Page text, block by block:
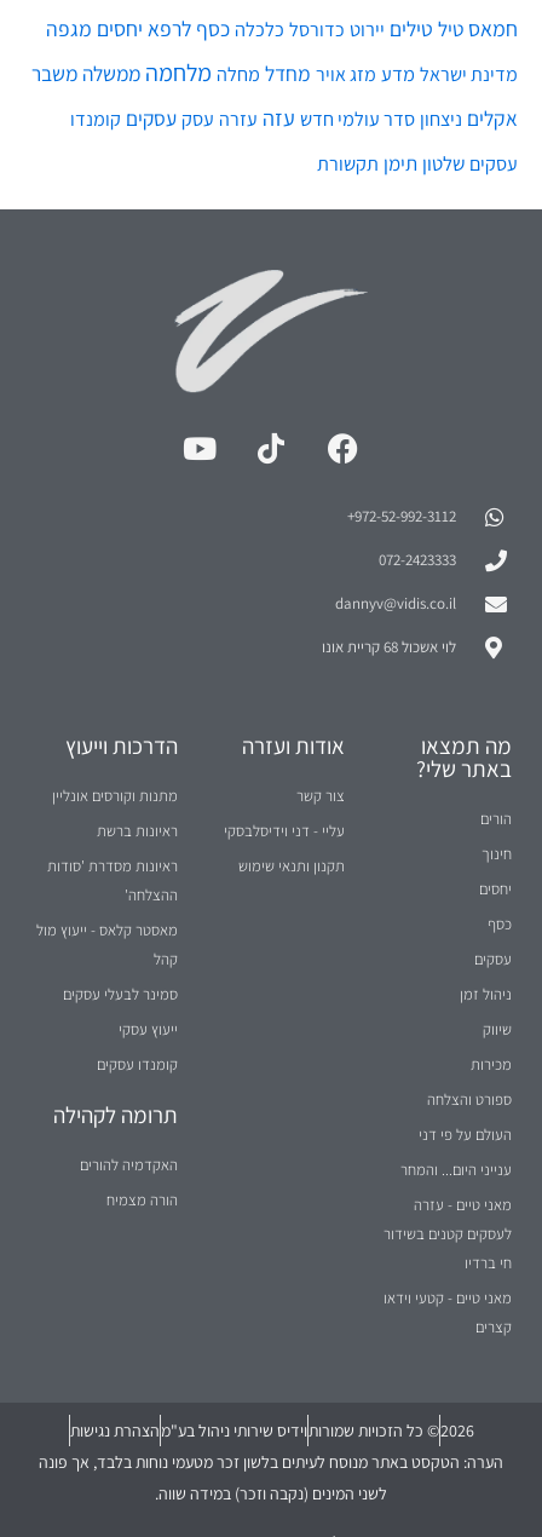
חמאס טיל טילים יירוט כדורסל כלכלה כסף לרפא יחסים מגפה
מדינת ישראל מדע מזג אויר מחדל מחלה מלחמה ממשלה משבר
אקלים ניצחון סדר עולמי חדש עזה עזרה עסק עסקים קומנדו
עסקים שלטון תימן תקשורת
972-52-992-3112⁩+
072-2423333
dannyv@vidis.co.il
לוי אשכול 68 קריית אונו
מה תמצאו
באתר שלי?
הורים
חינוך
יחסים
כסף
עסקים
ניהול זמן
שיווק
מכירות
ספורט והצלחה
העולם על פי דני
ענייני היום... והמחר
מאני טיים - עזרה
לעסקים קטנים בשידור
חי ברדיו
מאני טיים - קטעי וידאו
קצרים
אודות ועזרה
צור קשר
עליי - דני וידיסלבסקי
תקנון ותנאי שימוש
הדרכות וייעוץ
מתנות וקורסים אונליין
ראיונות ברשת
ראיונות מסדרת 'סודות
ההצלחה'
מאסטר קלאס - ייעוץ מול
קהל
סמינר לבעלי עסקים
ייעוץ עסקי
קומנדו עסקים
תרומה לקהילה
האקדמיה להורים
הורה מצמיח
2026© כל הזכויות שמורותוידיס שירותי ניהול בע"מהצהרת נגישות
הערה: הטקסט באתר מנוסח לעיתים בלשון זכר מטעמי נוחות בלבד, אך פונה
לשני המינים (נקבה וזכר) במידה שווה.